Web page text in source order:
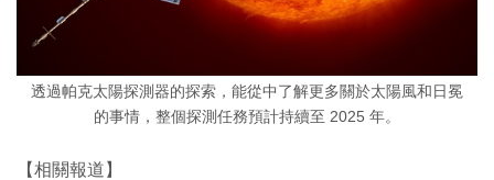
透過帕克太陽探測器的探索，能從中了解更多關於太陽風和日冕
的事情，整個探測任務預計持續至 2025 年。
【相關報道】